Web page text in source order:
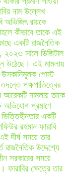
নাম উল্লেখ
অভিজিৎ রায়কে
কীভাবে তাকে এই
একটি রাজনৈতিক
২০২৩ সালে ডিজিটাল
উঠেছে। এই মামলায়
উসকানিমূলক পোস্ট
পক্ষপাতিত্বের
মামলায় তাকে
অভিযোগ প্রমাণে
একটি
রহমান ফারাবি
দীর্ঘ সময়ে তার
উদ্দেশ্যে
সরকারের সময়ে
ক্ষেত্রে তার